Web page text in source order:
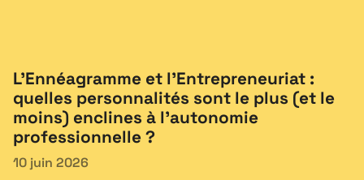
L’Ennéagramme et l’Entrepreneuriat :
quelles personnalités sont le plus (et le
moins) enclines à l’autonomie
professionnelle ?
10 juin 2026